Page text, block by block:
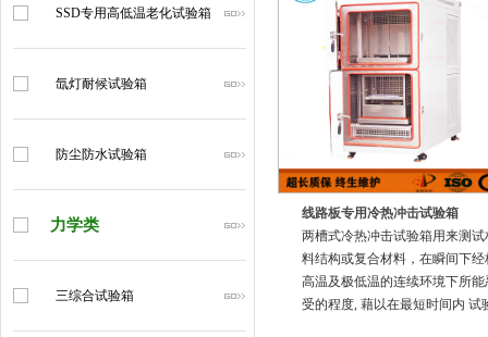
SSD专用高低温老化试验箱
氙灯耐候试验箱
防尘防水试验箱
力学类
三综合试验箱
线路板专用冷热冲击试验箱
两槽式冷热冲击试验箱用来测试
料结构或复合材料，在瞬间下经
高温及极低温的连续环境下所能
受的程度, 藉以在最短时间内 试